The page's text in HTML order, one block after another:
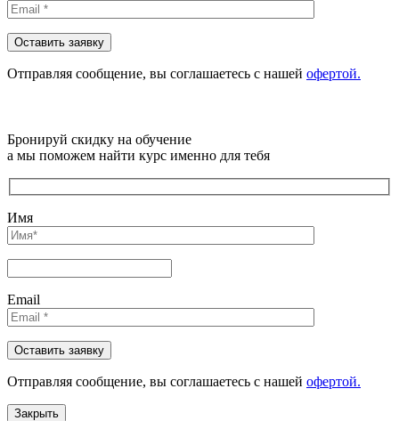
Отправляя сообщениe, вы соглашаетесь с нашей офертой.
Бронируй скидку на обучение
а мы поможем найти курс именно для тебя
Имя
Email
Отправляя сообщениe, вы соглашаетесь с нашей офертой.
Закрыть